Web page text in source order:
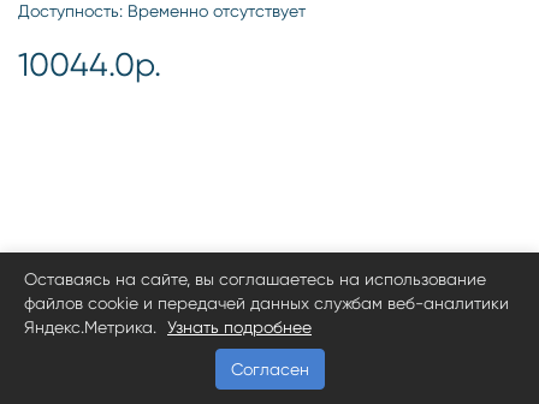
Доступность: Временно отсутствует
10044.0р.
Оставаясь на сайте, вы соглашаетесь на использование
файлов cookie и передачей данных службам веб-аналитики
Яндекс.Метрика.
Узнать подробнее
Согласен